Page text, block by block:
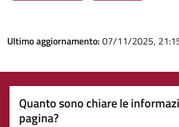
Ultimo aggiornamento: 07/11/2025,
Quanto sono chiare le
pagina?